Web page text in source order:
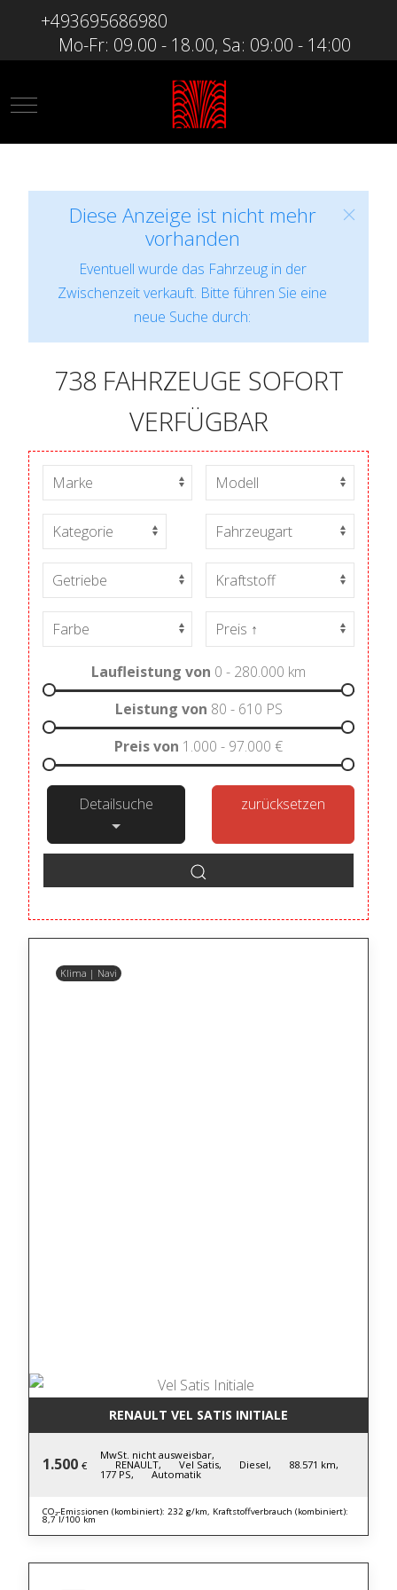
+493695686980
Mo-Fr: 09.00 - 18.00, Sa: 09:00 - 14:00
Mobile Menu Toggle
Diese Anzeige ist nicht mehr
vorhanden
Eventuell wurde das Fahrzeug in der
Zwischenzeit verkauft. Bitte führen Sie eine
neue Suche durch:
738 FAHRZEUGE SOFORT
VERFÜGBAR
Laufleistung von 0 - 280.000 km
Leistung von 80 - 610 PS
Preis von 1.000 - 97.000 €
Detailsuche zurücksetzen
Klima | Navi
RENAULT VEL SATIS INITIALE
1.500 €
MwSt. nicht ausweisbar,
RENAULT, Vel Satis, Diesel, 88.571 km,
177 PS, Automatik
CO₂-Emissionen (kombiniert): 232 g/km, Kraftstoffverbrauch (kombiniert):
8,7 l/100 km